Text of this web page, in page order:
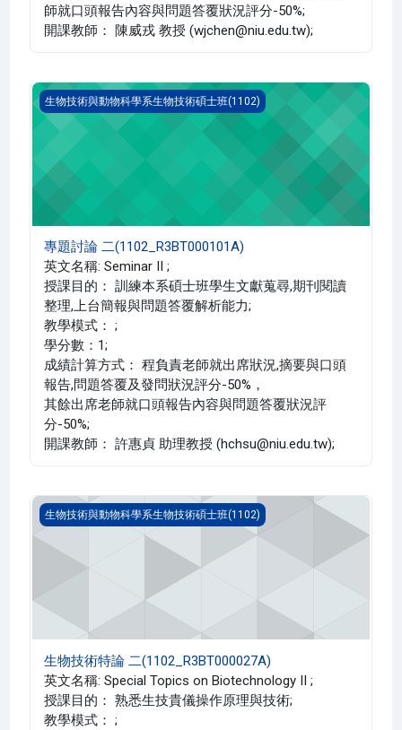
師就口頭報告內容與問題答覆狀況評分-50%;
開課教師： 陳威戎 教授 (wjchen@niu.edu.tw);
專題討論 二(1102_R3BT000101A)
生物技術與動物科學系生物技術碩士班(1102)
專題討論 二(1102_R3BT000101A)
英文名稱: Seminar II ;
授課目的： 訓練本系碩士班學生文獻蒐尋,期刊閱讀
整理,上台簡報與問題答覆解析能力;
教學模式： ;
學分數：1;
成績計算方式： 程負責老師就出席狀況,摘要與口頭
報告,問題答覆及發問狀況評分-50%，
其餘出席老師就口頭報告內容與問題答覆狀況評
分-50%;
開課教師： 許惠貞 助理教授 (hchsu@niu.edu.tw);
生物技術特論 二(1102_R3BT000027A)
生物技術與動物科學系生物技術碩士班(1102)
生物技術特論 二(1102_R3BT000027A)
英文名稱: Special Topics on Biotechnology II ;
授課目的： 熟悉生技貴儀操作原理與技術;
教學模式： ;